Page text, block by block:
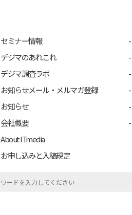
セミナー情報
デジマのあれこれ
デジマ調査ラボ
お知らせメール・メルマガ登録
お知らせ
会社概要
About ITmedia
お申し込みと入稿規定